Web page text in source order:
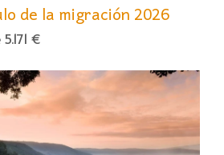
de la migración 2026
€